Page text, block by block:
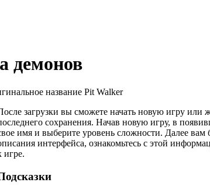
демонов
название Pit Walker
загрузки вы сможете начать новую игру или
сохранения. Начав новую игру, в
имя и выберите уровень сложности. Далее вам
интерфейса, ознакомьтесь с этой
игре.